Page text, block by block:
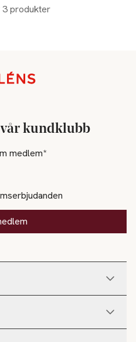
3 produkter
kundklubb
medlem*